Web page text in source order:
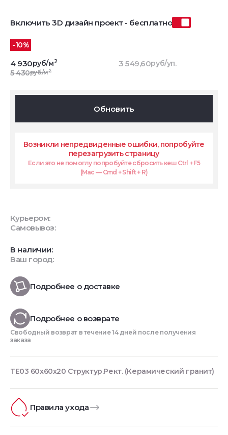
Включить 3D дизайн проект - бесплатно
-10%
4 930руб/м2
5 430руб/м2
3 549,60руб/уп.
Обновить
Возникли непредвиденные ошибки, попробуйте
перезагрузить страницу
Если это не помоглу попробуйте сбросить кеш Ctrl + F5
(Mac — Cmd + Shift + R)
Курьером:
Самовывоз:
В наличии:
Ваш город:
Подробнее о доставке
Подробнее о возврате
Свободный возврат в течение 14 дней после получения
заказа
TE03 60x60x20 Структур.Рект. (Керамический гранит)
Правила ухода